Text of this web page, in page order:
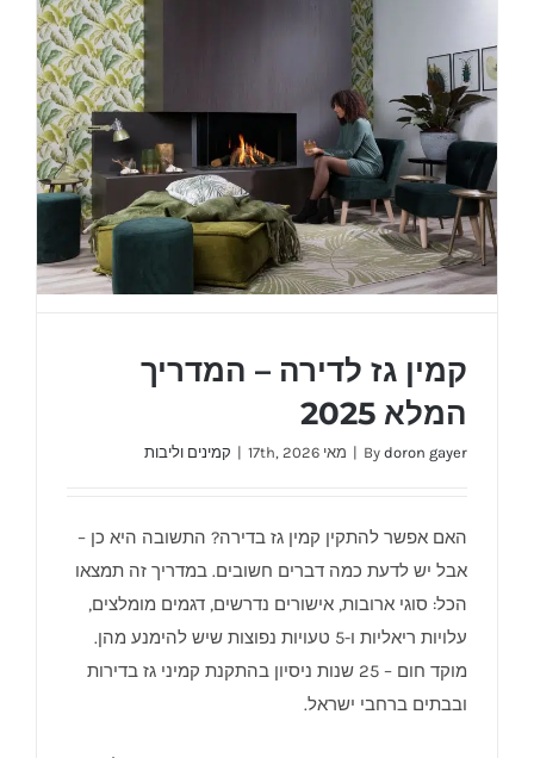
שימוש
ובטיחות
2025
קמין גז לדירה – המדריך המלא 2025
קמין גז לדירה – המדריך
המלא 2025
By doron gayer
| מאי 17th, 2026 | קמינים וליבות
האם אפשר להתקין קמין גז בדירה? התשובה היא כן –
אבל יש לדעת כמה דברים חשובים. במדריך זה תמצאו
הכל: סוגי ארובות, אישורים נדרשים, דגמים מומלצים,
עלויות ריאליות ו-5 טעויות נפוצות שיש להימנע מהן.
מוקד חום – 25 שנות ניסיון בהתקנת קמיני גז בדירות
ובבתים ברחבי ישראל.